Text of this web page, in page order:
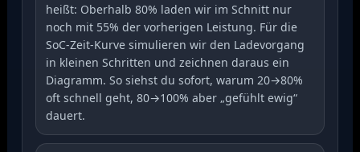
heißt: Oberhalb 80% laden wir im Schnitt nur
noch mit 55% der vorherigen Leistung. Für die
SoC-Zeit-Kurve simulieren wir den Ladevorgang
in kleinen Schritten und zeichnen daraus ein
Diagramm. So siehst du sofort, warum 20→80%
oft schnell geht, 80→100% aber „gefühlt ewig“
dauert.